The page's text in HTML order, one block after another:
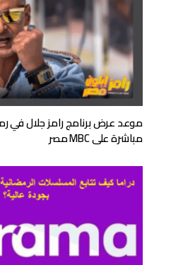
مباشرة على MBC مصر